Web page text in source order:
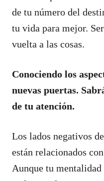
de tu número del
tu vida para mejor.
vuelta a las cosas.
Conociendo los
nuevas puertas.
de tu atención.
Los lados negativos
están relacionados
Aunque tu